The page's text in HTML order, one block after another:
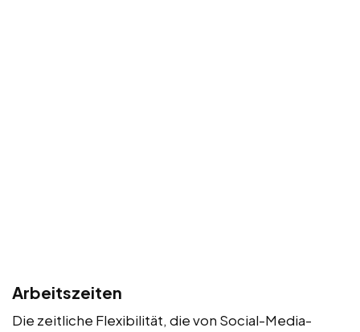
Arbeitszeiten
Die zeitliche Flexibilität, die von Social-Media-